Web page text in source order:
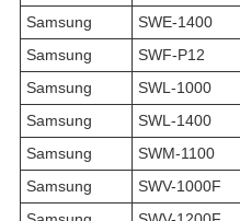
Samsung
SWE-1400
Samsung
SWF-P12
Samsung
SWL-1000
Samsung
SWL-1400
Samsung
SWM-1100
Samsung
SWV-1000F